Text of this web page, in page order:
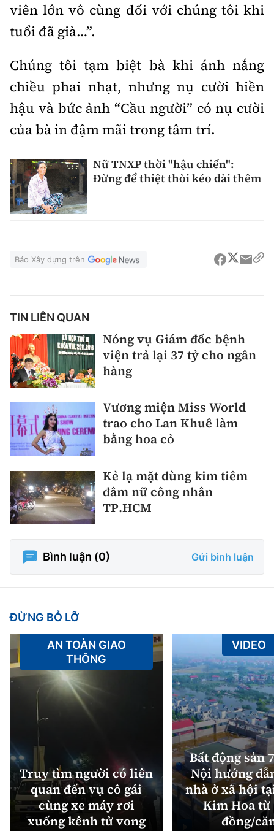
viên lớn vô cùng đối với chúng tôi khi
tuổi đã già…”.
Chúng tôi tạm biệt bà khi ánh nắng
chiều phai nhạt, nhưng nụ cười hiền
hậu và bức ảnh “Cầu người” có nụ cười
của bà in đậm mãi trong tâm trí.
Nữ TNXP thời "hậu chiến":
Đừng để thiệt thòi kéo dài thêm
Báo Xây dựng trên
TIN LIÊN QUAN
Nóng vụ Giám đốc bệnh
viện trả lại 37 tỷ cho ngân
hàng
Vương miện Miss World
trao cho Lan Khuê làm
bằng hoa cỏ
Kẻ lạ mặt dùng kim tiêm
đâm nữ công nhân
TP.HCM
Bình luận (0) Gửi bình luận
ĐỪNG BỎ LỠ
Truy tìm người có liên
quan đến vụ cô gái
cùng xe máy rơi
xuống kênh tử vong
AN TOÀN GIAO
THÔNG
Bất động sản
Nội hướng
nhà ở xã hội
Kim Hoa từ
đồng/
VIDEO